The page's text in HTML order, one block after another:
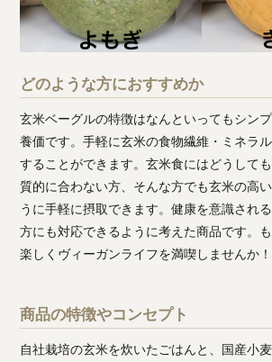
どのような方におすすめか
玄米ベーグルの特徴はなんといってもシン
養価です。手軽に玄米の食物繊維・ミネラ
することができます。玄米食にはどうして
質的に合わない方、そんな方でも玄米の高
うに手軽に摂取できます。健康を意識され
方にも対応できるように考えた商品です。
楽しくヴィーガンライフを満喫しませんか！
商品の特徴やコンセプト
自社栽培の玄米を炊いたごはんと、国産小